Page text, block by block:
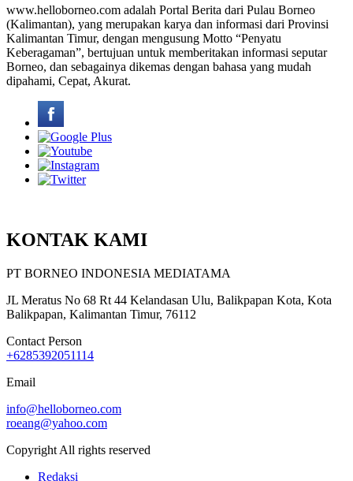
www.helloborneo.com adalah Portal Berita dari Pulau Borneo
(Kalimantan), yang merupakan karya dan informasi dari Provinsi
Kalimantan Timur, dengan mengusung Motto “Penyatu
Keberagaman”, bertujuan untuk memberitakan informasi seputar
Borneo, dan sebagainya dikemas dengan bahasa yang mudah
dipahami, Cepat, Akurat.
KONTAK KAMI
PT BORNEO INDONESIA MEDIATAMA
JL Meratus No 68 Rt 44 Kelandasan Ulu, Balikpapan Kota, Kota
Balikpapan, Kalimantan Timur, 76112
Contact Person
+6285392051114
Email
info@helloborneo.com
roeang@yahoo.com
Copyright All rights reserved
Redaksi